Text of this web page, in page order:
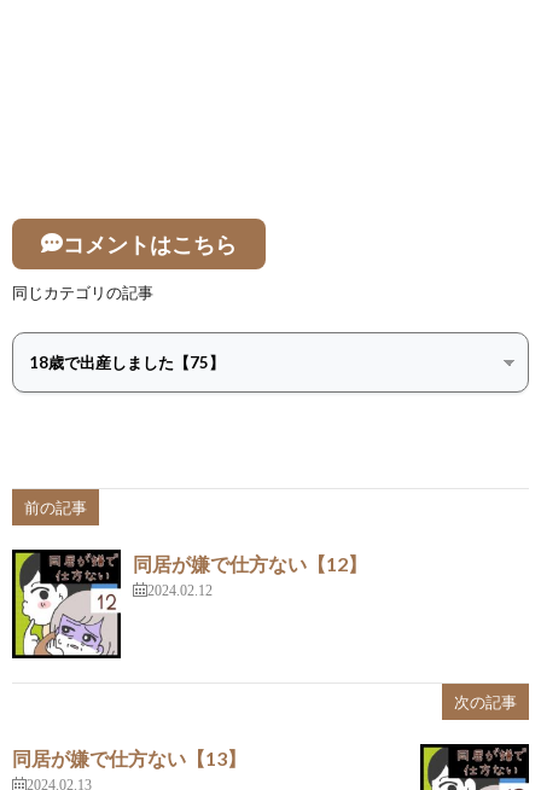
コメントはこちら
同じカテゴリの記事
前の記事
同居が嫌で仕方ない【12】
2024.02.12
次の記事
同居が嫌で仕方ない【13】
2024.02.13